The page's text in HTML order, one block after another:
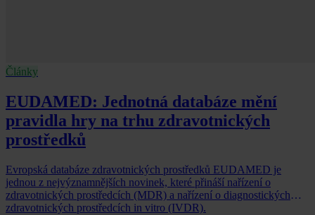
Články
EUDAMED: Jednotná databáze mění
pravidla hry na trhu zdravotnických
prostředků
Evropská databáze zdravotnických prostředků EUDAMED je
jednou z nejvýznamnějších novinek, které přináší nařízení o
zdravotnických prostředcích (MDR) a nařízení o diagnostických
zdravotnických prostředcích in vitro (IVDR).